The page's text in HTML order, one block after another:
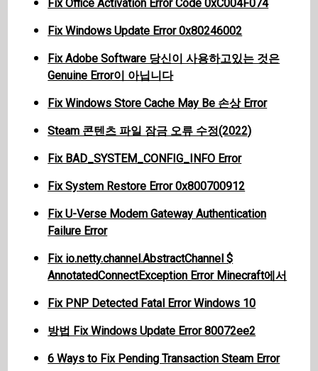
Fix Office Activation Error Code 0xC004F074
Fix Windows Update Error 0x80246002
Fix Adobe Software 당신이 사용하고있는 것은
Genuine Error이 아닙니다
Fix Windows Store Cache May Be 손상 Error
Steam 콘텐츠 파일 잠금 오류 수정(2022)
Fix BAD_SYSTEM_CONFIG_INFO Error
Fix System Restore Error 0x800700912
Fix U-Verse Modem Gateway Authentication
Failure Error
Fix io.netty.channel.AbstractChannel $
AnnotatedConnectException Error Minecraft에서
Fix PNP Detected Fatal Error Windows 10
방법 Fix Windows Update Error 80072ee2
6 Ways to Fix Pending Transaction Steam Error